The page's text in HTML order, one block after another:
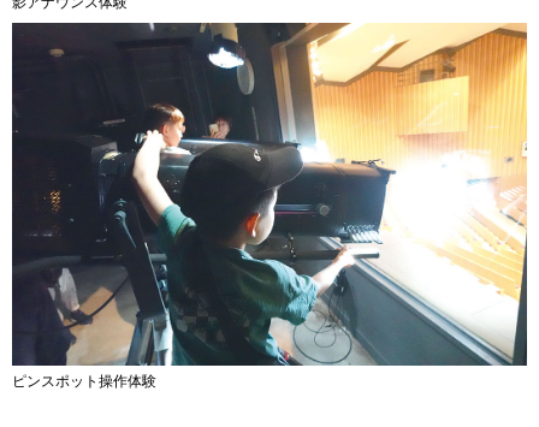
ピンスポット操作体験